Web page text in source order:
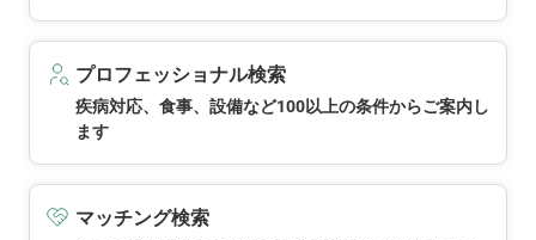
プロフェッショナル検索
疾病対応、食事、設備など100以上の条件からご案内し
ます
マッチング検索